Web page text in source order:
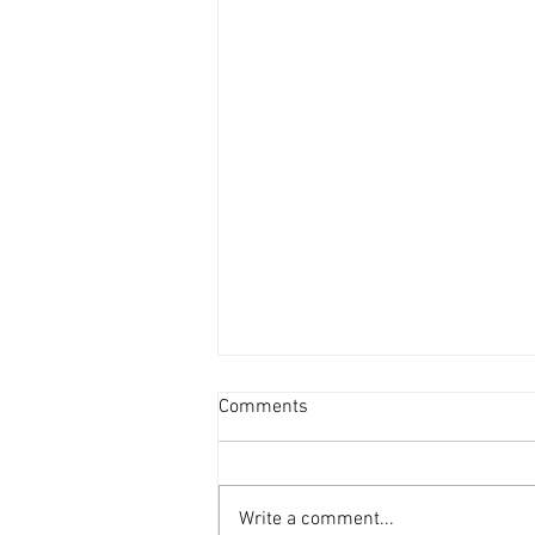
資產重估派Vs防守現金流派
Comments
Write a comment...